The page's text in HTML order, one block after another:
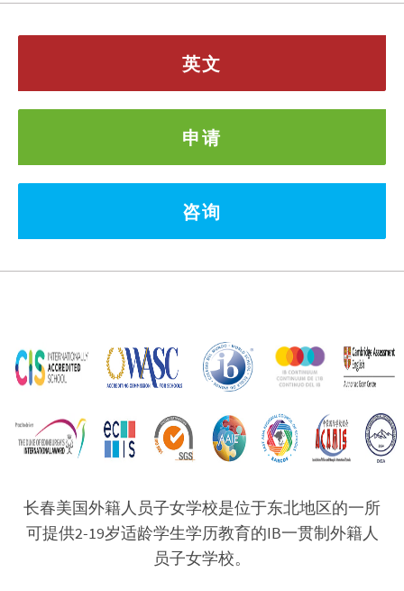
英文
申请
咨询
长春美国外籍人员子女学校是位于东北地区的一所
可提供2-19岁适龄学生学历教育的IB一贯制外籍人
员子女学校。